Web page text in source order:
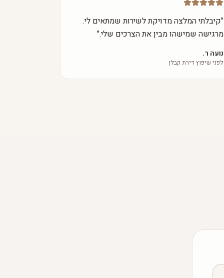
"קיבלתי המלצה מדויקת לשירות שמתאים לי.
מרגישה שמישהו מבין את הצרכים שלי."
נועה ר.
לפני שיפוץ דירת קבלן